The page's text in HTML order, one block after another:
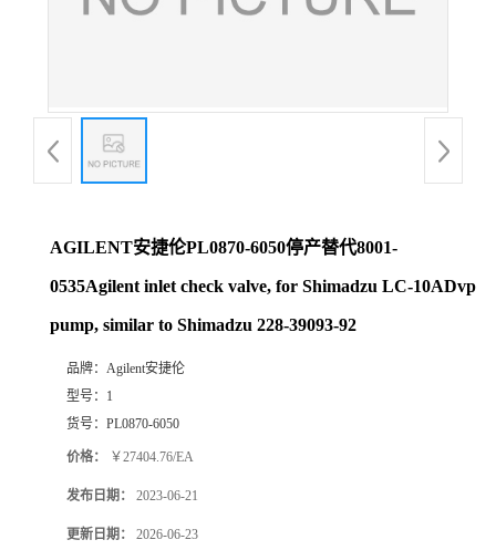
AGILENT安捷伦PL0870-6050停产替代8001-
0535Agilent inlet check valve, for Shimadzu LC-10ADvp
pump, similar to Shimadzu 228-39093-92
品牌： Agilent安捷伦
型号： 1
货号： PL0870-6050
价格： ￥27404.76/EA
发布日期： 2023-06-21
更新日期： 2026-06-23